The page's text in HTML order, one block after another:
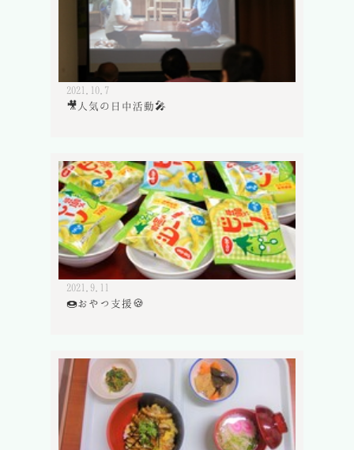
2021.10.7
🎥人気の日中活動🎤
2021.9.11
🍩おやつ支援🍪